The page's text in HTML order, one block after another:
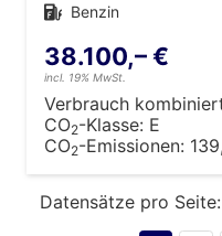
Kraftstoff Benzin
38.100,– €
incl. 19% MwSt.
Verbrauch
CO2-Klasse: E
CO2-Emissionen:
Datensätze pro Seite: